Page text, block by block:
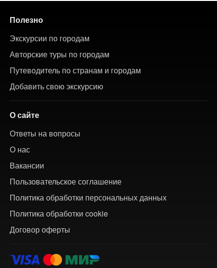
Полезно
Экскурсии по городам
Авторские туры по городам
Путеводитель по странам и городам
Добавить свою экскурсию
О сайте
Ответы на вопросы
О нас
Вакансии
Пользовательское соглашение
Политика обработки персональных данных
Политика обработки cookie
Договор оферты